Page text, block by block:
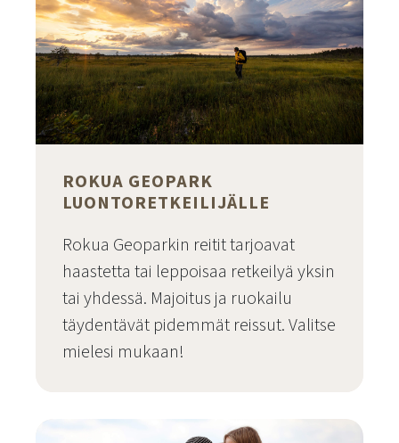
ROKUA GEOPARK
LUONTORETKEILIJÄLLE
Rokua Geoparkin reitit tarjoavat
haastetta tai leppoisaa retkeilyä yksin
tai yhdessä. Majoitus ja ruokailu
täydentävät pidemmät reissut. Valitse
mielesi mukaan!